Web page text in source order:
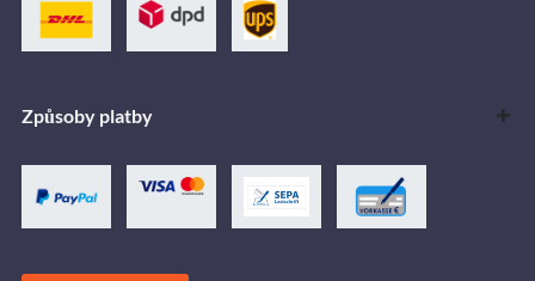
Způsoby platby